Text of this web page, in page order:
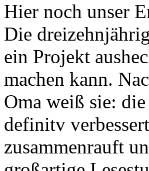
Hier noch unser
Die
ein Projekt
machen kann.
Oma weiß sie:
definitv
zusammenrauft